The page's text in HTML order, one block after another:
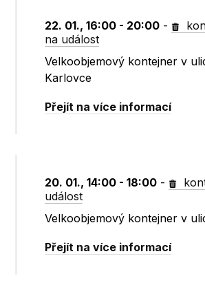
22. 01., 16:00 - 20:00 -
na událost
Velkoobjemový kontejner v
Karlovce
Přejít na více informací
20. 01., 14:00 - 18:00 -
událost
Velkoobjemový kontejner v
Přejít na více informací